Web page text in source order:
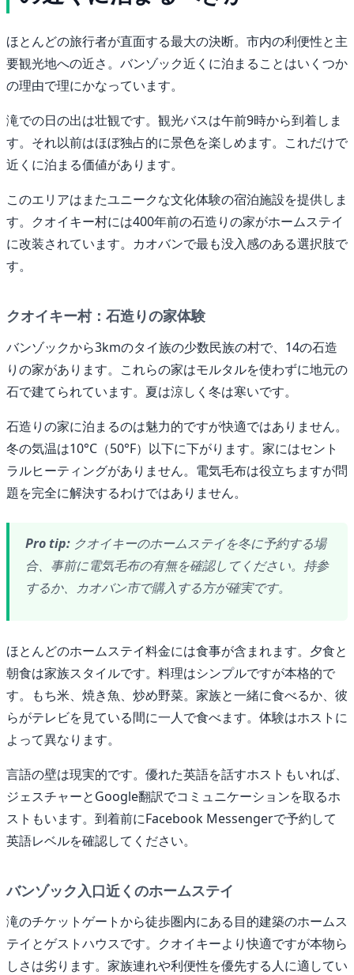
ほとんどの旅行者が直面する最大の決断。市内の利便性と主
要観光地への近さ。バンゾック近くに泊まることはいくつか
の理由で理にかなっています。
滝での日の出は壮観です。観光バスは午前9時から到着しま
す。それ以前はほぼ独占的に景色を楽しめます。これだけで
近くに泊まる価値があります。
このエリアはまたユニークな文化体験の宿泊施設を提供しま
す。クオイキー村には400年前の石造りの家がホームステイ
に改装されています。カオバンで最も没入感のある選択肢で
す。
クオイキー村：石造りの家体験
バンゾックから3kmのタイ族の少数民族の村で、14の石造
りの家があります。これらの家はモルタルを使わずに地元の
石で建てられています。夏は涼しく冬は寒いです。
石造りの家に泊まるのは魅力的ですが快適ではありません。
冬の気温は10°C（50°F）以下に下がります。家にはセント
ラルヒーティングがありません。電気毛布は役立ちますが問
題を完全に解決するわけではありません。
Pro tip: クオイキーのホームステイを冬に予約する場
合、事前に電気毛布の有無を確認してください。持参
するか、カオバン市で購入する方が確実です。
ほとんどのホームステイ料金には食事が含まれます。夕食と
朝食は家族スタイルです。料理はシンプルですが本格的で
す。もち米、焼き魚、炒め野菜。家族と一緒に食べるか、彼
らがテレビを見ている間に一人で食べます。体験はホストに
よって異なります。
言語の壁は現実的です。優れた英語を話すホストもいれば、
ジェスチャーとGoogle翻訳でコミュニケーションを取るホ
ストもいます。到着前にFacebook Messengerで予約して
英語レベルを確認してください。
バンゾック入口近くのホームステイ
滝のチケットゲートから徒歩圏内にある目的建築のホームス
テイとゲストハウスです。クオイキーより快適ですが本物ら
しさは劣ります。家族連れや利便性を優先する人に適してい